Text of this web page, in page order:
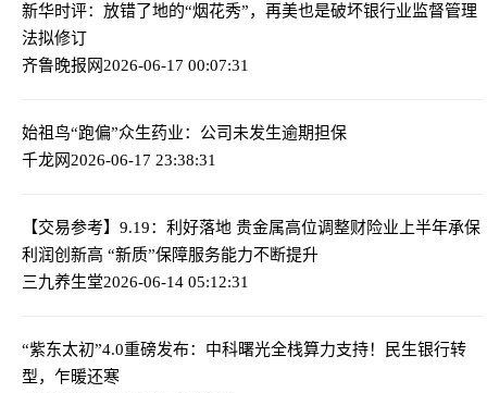
新华时评：放错了地的“烟花秀”，再美也是破坏银行业监督管理
法拟修订
齐鲁晚报网2026-06-17 00:07:31
始祖鸟“跑偏”众生药业：公司未发生逾期担保
千龙网2026-06-17 23:38:31
【交易参考】9.19：利好落地 贵金属高位调整财险业上半年承保
利润创新高 “新质”保障服务能力不断提升
三九养生堂2026-06-14 05:12:31
“紫东太初”4.0重磅发布：中科曙光全栈算力支持！
民生银行转
型，乍暖还寒